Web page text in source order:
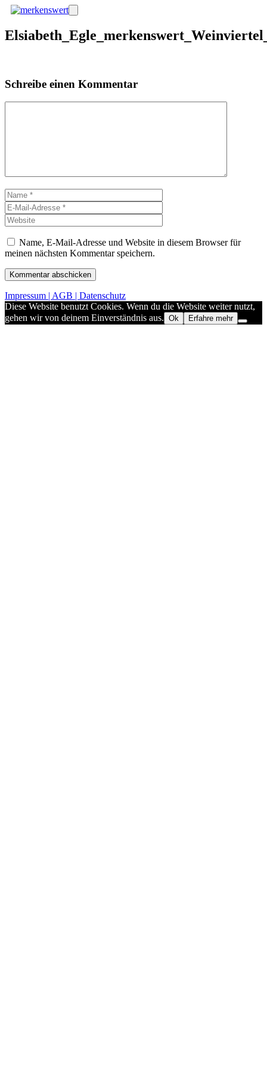
Zum
springen
Menü
Schreibe einen Kommentar
Name
Mail-
Adresse
Name, E-Mail-Adresse und Website in diesem Browser für
meinen nächsten Kommentar speichern.
Impressum | AGB | Datenschutz
Diese Website benutzt Cookies. Wenn du die Website weiter nutzt,
gehen wir von deinem Einverständnis aus. Ok Erfahre mehr